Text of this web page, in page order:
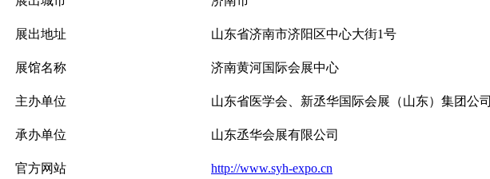
展出地址 山东省济南市济阳区中心大街1号
展馆名称 济南黄河国际会展中心
主办单位 山东省医学会、新丞华国际会展（山东）集团公司
承办单位 山东丞华会展有限公司
官方网站
http://www.syh-expo.cn